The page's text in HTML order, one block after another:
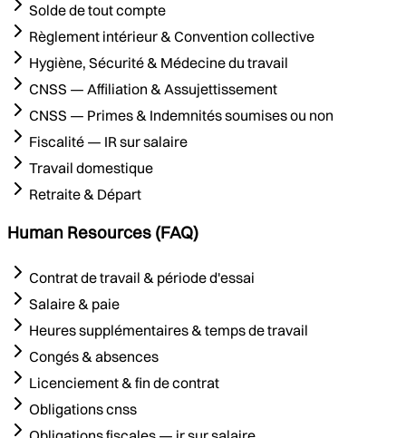
Solde de tout compte
Règlement intérieur & Convention collective
Hygiène, Sécurité & Médecine du travail
CNSS — Affiliation & Assujettissement
CNSS — Primes & Indemnités soumises ou non
Fiscalité — IR sur salaire
Travail domestique
Retraite & Départ
Human Resources (FAQ)
Contrat de travail & période d'essai
Salaire & paie
Heures supplémentaires & temps de travail
Congés & absences
Licenciement & fin de contrat
Obligations cnss